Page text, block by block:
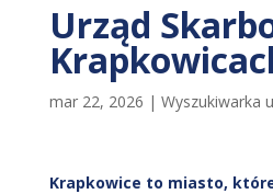
Urząd
mar 22, 2026 | Wyszukiwarka
Krapkowice to miasto,